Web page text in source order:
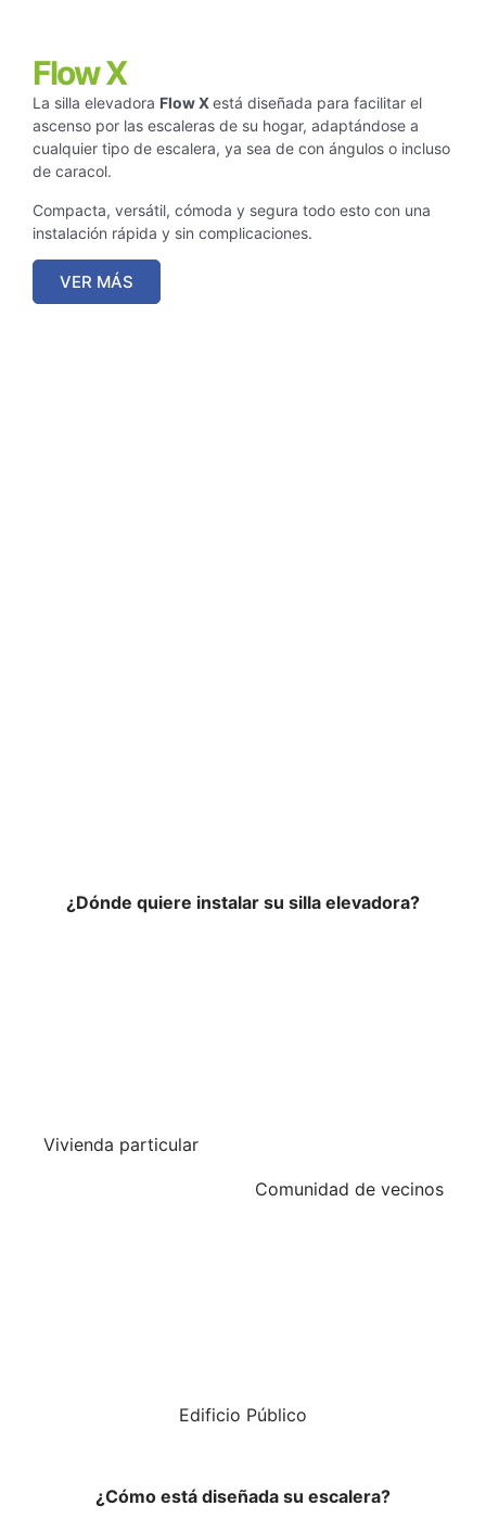
Flow X
La silla elevadora Flow Xestá diseñada para facilitar el
ascenso por las escaleras de su hogar, adaptándose a
cualquier tipo de escalera, ya sea de con ángulos o incluso
de caracol.
Compacta, versátil, cómoda y segura todo esto con una
instalación rápida y sin complicaciones.
VER MÁS
¿Dónde quiere instalar su silla elevadora?
Vivienda particular
Comunidad de vecinos
Edificio Público
¿Cómo está diseñada su escalera?